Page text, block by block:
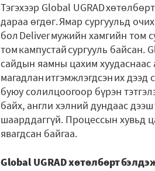
Тэгэхээр Global UGRAD
дараа өгдөг. Ямар сургуульд
бол Deliver мужийн хамгийн том
том кампустай сургууль байсан.
сайдын яамны цахим хуудаснаас
магадлан итгэмжлэгдсэн их
буюу солилцоогоор бүрэн
байх, англи хэлний дундаас
шаарддаггүй. Процессын хувьд
явагдсан байгаа.
Global UGRAD хөтөлбөрт